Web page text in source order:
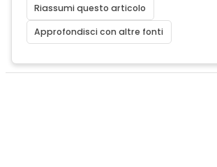
Riassumi questo articolo
Approfondisci con altre fonti